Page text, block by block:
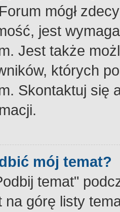
mógł
jest
Jest także
których
Skontaktuj się
mój temat?
temat"
na górę listy